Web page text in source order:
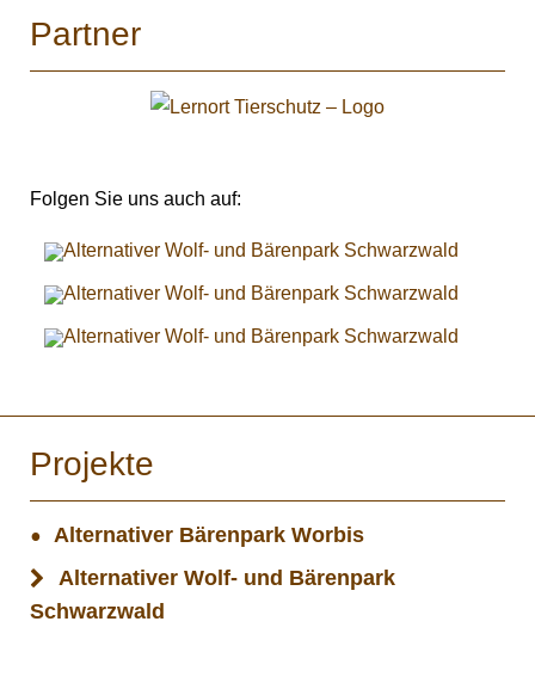
Partner
Folgen Sie uns auch auf:
Projekte
Alternativer Bärenpark Worbis
Alternativer Wolf- und Bärenpark
Schwarzwald